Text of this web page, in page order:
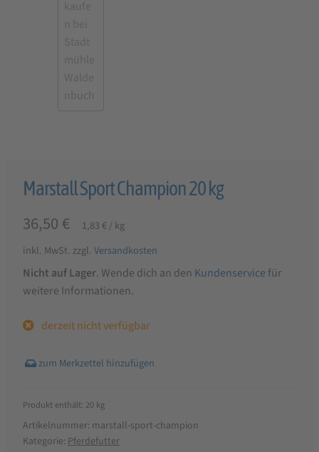
Marstall Sport Champion 20 kg
36,50 € 1,83 €/kg
inkl. MwSt. zzgl. Versandkosten
Nicht auf Lager. Wende dich an den Kundenservice für
weitere Informationen.
derzeit nicht verfügbar
Produkt enthält: 20 kg
Artikelnummer: marstall-sport-champion
Kategorie: Pferdefutter